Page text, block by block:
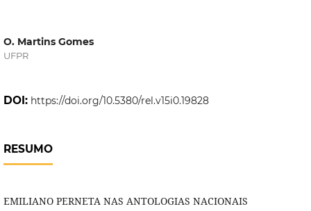
O. Martins Gomes
UFPR
DOI: https://doi.org/10.5380/rel.v15i0.19828
RESUMO
EMILIANO PERNETA NAS ANTOLOGIAS NACIONAIS